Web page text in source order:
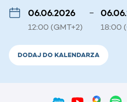
06.06.2026
12:00 (GMT+2)
–
18:00
DODAJ DO KALENDARZA